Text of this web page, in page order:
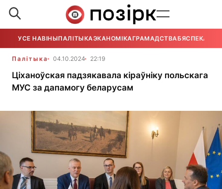
УСЕ НАВІНЫПАЛІТЫКАЭКАНОМІКАГРАМАДСТВАБЯСПЕКА
Палітыка 04.10.2024 22:19
Ціханоўская падзякавала кіраўніку польскага
МУС за дапамогу беларусам